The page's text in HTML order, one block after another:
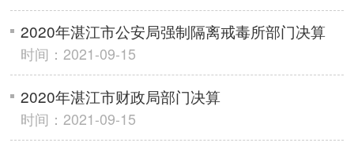
2020年湛江市公安局强制隔离戒毒所部门决算
时间：2021-09-15
2020年湛江市财政局部门决算
时间：2021-09-15